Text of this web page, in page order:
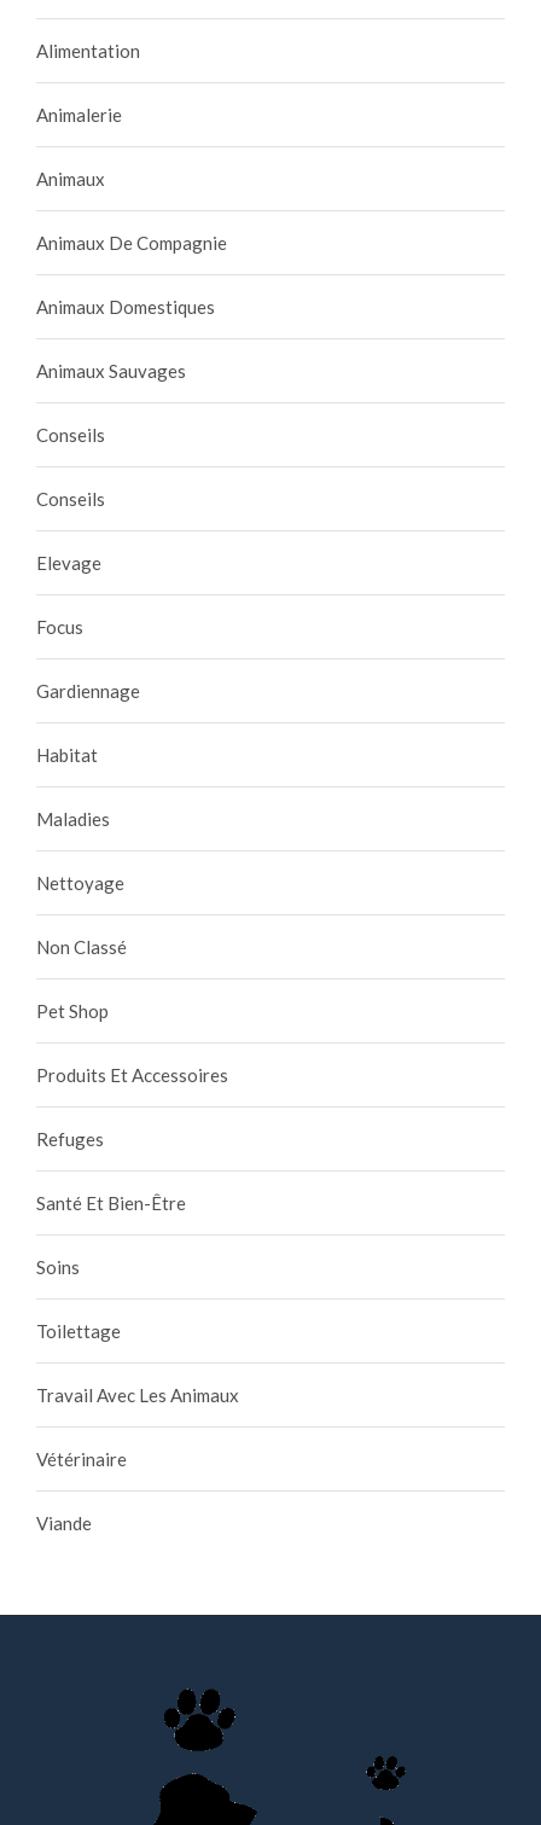
Alimentation
Animalerie
Animaux
Animaux De Compagnie
Animaux Domestiques
Animaux Sauvages
Conseils
Conseils
Elevage
Focus
Gardiennage
Habitat
Maladies
Nettoyage
Non Classé
Pet Shop
Produits Et Accessoires
Refuges
Santé Et Bien-Être
Soins
Toilettage
Travail Avec Les Animaux
Vétérinaire
Viande